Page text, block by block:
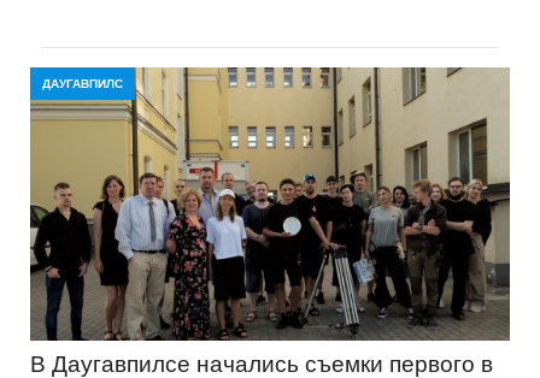
ДАУГАВПИЛС
В Даугавпилсе начались съемки первого в